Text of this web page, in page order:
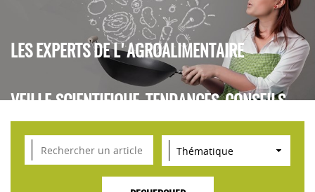
LES EXPERTS DE L'AGROALIMENTAIRE
VEILLE SCIENTIFIQUE, TENDANCES, CONSEILS
POUR L'INNOVATION AGROALIMENTAIRE